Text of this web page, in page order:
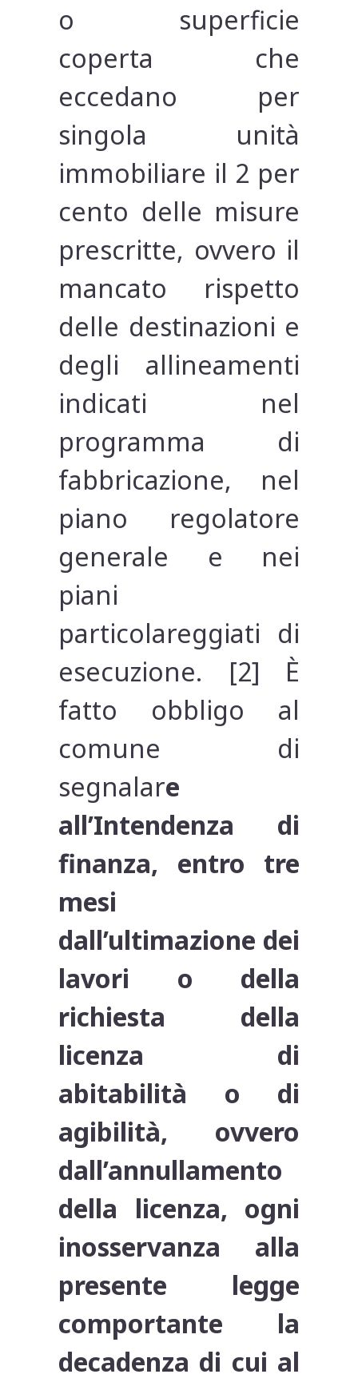
o superficie
coperta che
eccedano per
singola unità
immobiliare il 2 per
cento delle misure
prescritte, ovvero il
mancato rispetto
delle destinazioni e
degli allineamenti
indicati nel
programma di
fabbricazione, nel
piano regolatore
generale e nei
piani
particolareggiati di
esecuzione. [2] È
fatto obbligo al
comune di
segnalare
all’Intendenza di
finanza, entro tre
mesi
dall’ultimazione dei
lavori o della
richiesta della
licenza di
abitabilità o di
agibilità, ovvero
dall’annullamento
della licenza, ogni
inosservanza alla
presente legge
comportante la
decadenza di cui al